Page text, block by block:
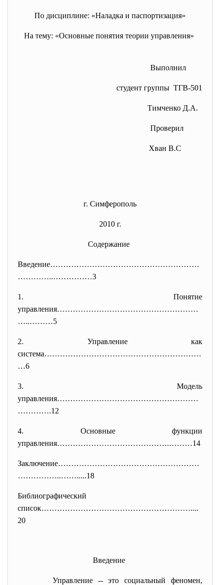
По дисциплине: «Наладка и паспортизация»
На тему: «Основные понятия теории управления»
Выполнил
студент группы ТГВ-501
Тимченко Д.А.
Проверил
Хван В.С
г. Симферополь
2010 г.
Содержание
Введение…………………………………………………
…………..……………3
1. Понятие
управления………………………………………………
…..………5
2. Управление как
система……………………………………………………
…6
3. Модель
управления………………………………………………
………….12
4. Основные функции
управления…………………………………….………14
Заключение………………………………………………
……………..…….....18
Библиографический
список…………………………………………………....
20
Введение
Управление -- это социальный феномен,